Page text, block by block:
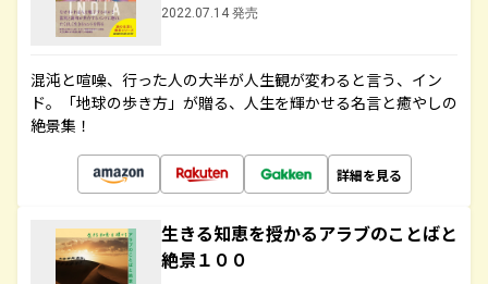
2022.07.14 発売
混沌と喧噪、行った人の大半が人生観が変わると言う、イン
ド。「地球の歩き方」が贈る、人生を輝かせる名言と癒やしの
絶景集！
詳細を見る
生きる知恵を授かるアラブのことばと
絶景１００